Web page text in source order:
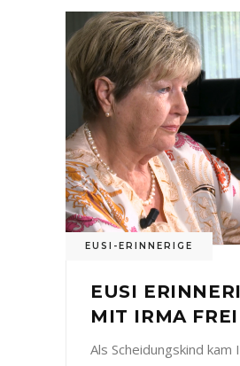
EUSI-ERINNERIGE
EUSI
MIT IRMA FREI
Als Scheidungskind kam